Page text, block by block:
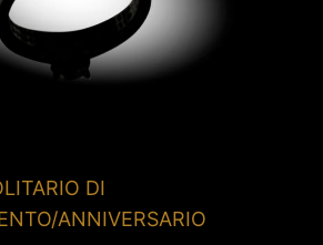
DI
ANNIVERSARIO